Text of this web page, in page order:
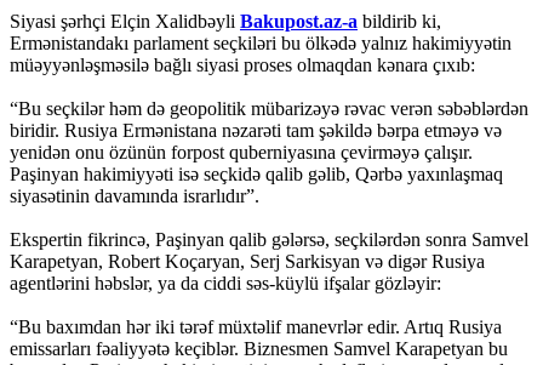
Siyasi şərhçi Elçin Xalidbəyli Bakupost.az-a bildirib ki,
Ermənistandakı parlament seçkiləri bu ölkədə yalnız hakimiyyətin
müəyyənləşməsilə bağlı siyasi proses olmaqdan kənara çıxıb:
“Bu seçkilər həm də geopolitik mübarizəyə rəvac verən səbəblərdən
biridir. Rusiya Ermənistana nəzarəti tam şəkildə bərpa etməyə və
yenidən onu özünün forpost quberniyasına çevirməyə çalışır.
Paşinyan hakimiyyəti isə seçkidə qalib gəlib, Qərbə yaxınlaşmaq
siyasətinin davamında israrlıdır”.
Ekspertin fikrincə, Paşinyan qalib gələrsə, seçkilərdən sonra Samvel
Karapetyan, Robert Koçaryan, Serj Sarkisyan və digər Rusiya
agentlərini həbslər, ya da ciddi səs-küylü ifşalar gözləyir:
“Bu baxımdan hər iki tərəf müxtəlif manevrlər edir. Artıq Rusiya
emissarları fəaliyyətə keçiblər. Biznesmen Samvel Karapetyan bu